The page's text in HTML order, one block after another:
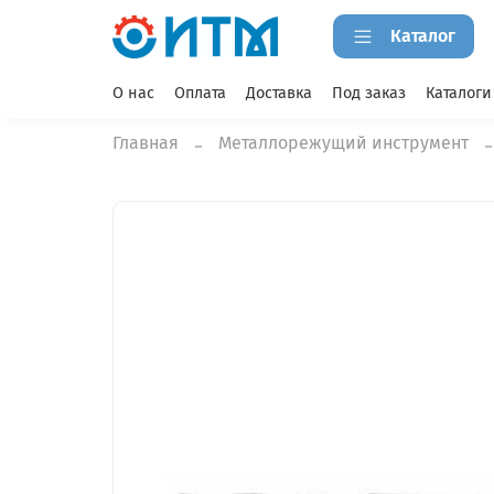
Каталог
О нас Оплата Доставка Под заказ Каталоги
Главная Металлорежущий инструмент